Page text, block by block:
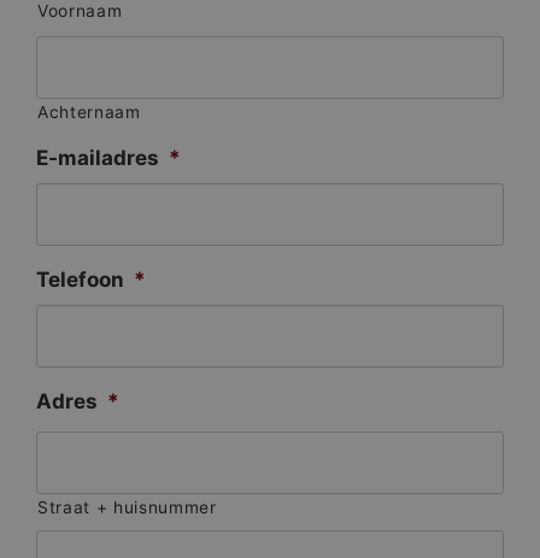
Voornaam
Achternaam
E-mailadres *
Telefoon *
Adres *
Straat + huisnummer